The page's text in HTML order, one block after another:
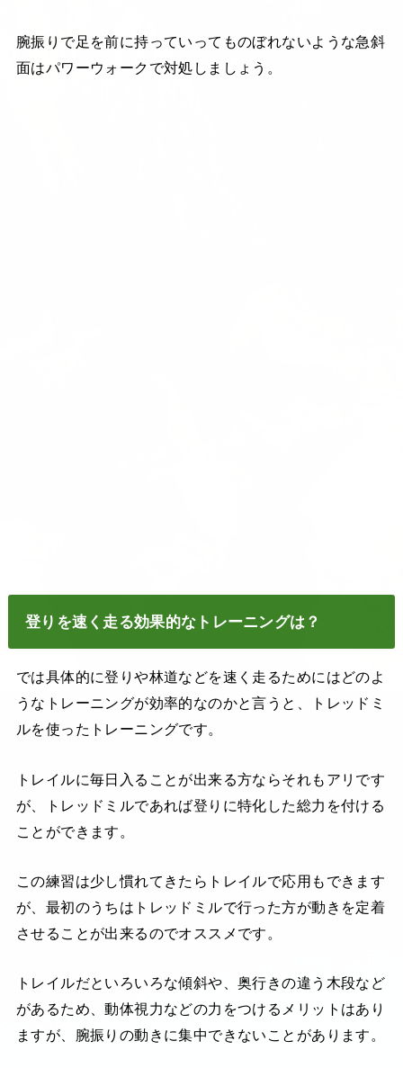
腕振りで足を前に持っていってものぼれないような急斜
面はパワーウォークで対処しましょう。
登りを速く走る効果的なトレーニングは？
では具体的に登りや林道などを速く走るためにはどのよ
うなトレーニングが効率的なのかと言うと、トレッドミ
ルを使ったトレーニングです。
トレイルに毎日入ることが出来る方ならそれもアリです
が、トレッドミルであれば登りに特化した総力を付ける
ことができます。
この練習は少し慣れてきたらトレイルで応用もできます
が、最初のうちはトレッドミルで行った方が動きを定着
させることが出来るのでオススメです。
トレイルだといろいろな傾斜や、奥行きの違う木段など
があるため、動体視力などの力をつけるメリットはあり
ますが、腕振りの動きに集中できないことがあります。